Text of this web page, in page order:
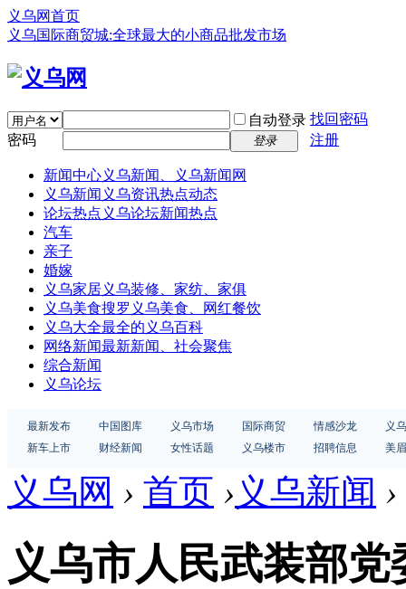
义乌网首页
义乌国际商贸城:全球最大的小商品批发市场
自动登录 找回密码
密码
登录 注册
新闻中心义乌新闻、义乌新闻网
义乌新闻 义乌资讯热点动态
论坛热点 义乌论坛新闻热点
汽车
亲子
婚嫁
义乌家居义乌装修、家纺、家俱
义乌美食搜罗义乌美食、网红餐饮
义乌大全最全的义乌百科
网络新闻最新新闻、社会聚焦
综合新闻
义乌论坛
最新发布 中国图库 义乌市场 国际商贸 情感沙龙
义
新车上市
财经新闻 女性话题 义乌楼市 招聘信息 美
义乌网 › 首页 › 义乌新闻 ›
义乌市人民武装部